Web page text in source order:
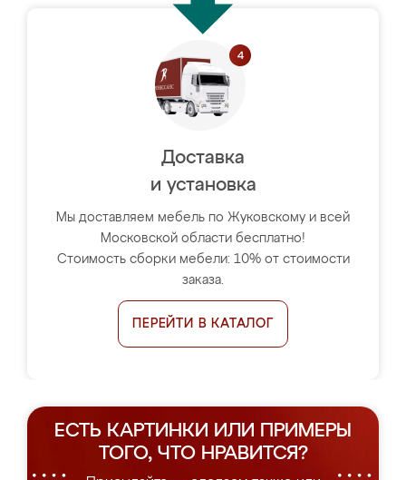
Доставка
и установка
Мы доставляем мебель по Жуковскому и всей
Московской области бесплатно!
Стоимость сборки мебели: 10% от стоимости
заказа.
ПЕРЕЙТИ В КАТАЛОГ
ЕСТЬ КАРТИНКИ ИЛИ ПРИМЕРЫ
ТОГО, ЧТО НРАВИТСЯ?